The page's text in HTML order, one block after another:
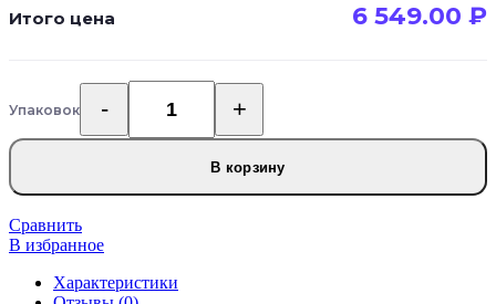
Итого цена 6 549.00 ₽
УпаковокКоличество
товара
Space
Limited
Edition
В корзину
Сравнить
В избранное
Характеристики